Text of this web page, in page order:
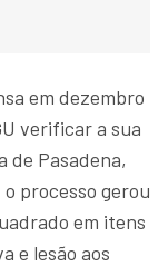
em dezembro
verificar a sua
de Pasadena,
processo gerou
em itens
e lesão aos